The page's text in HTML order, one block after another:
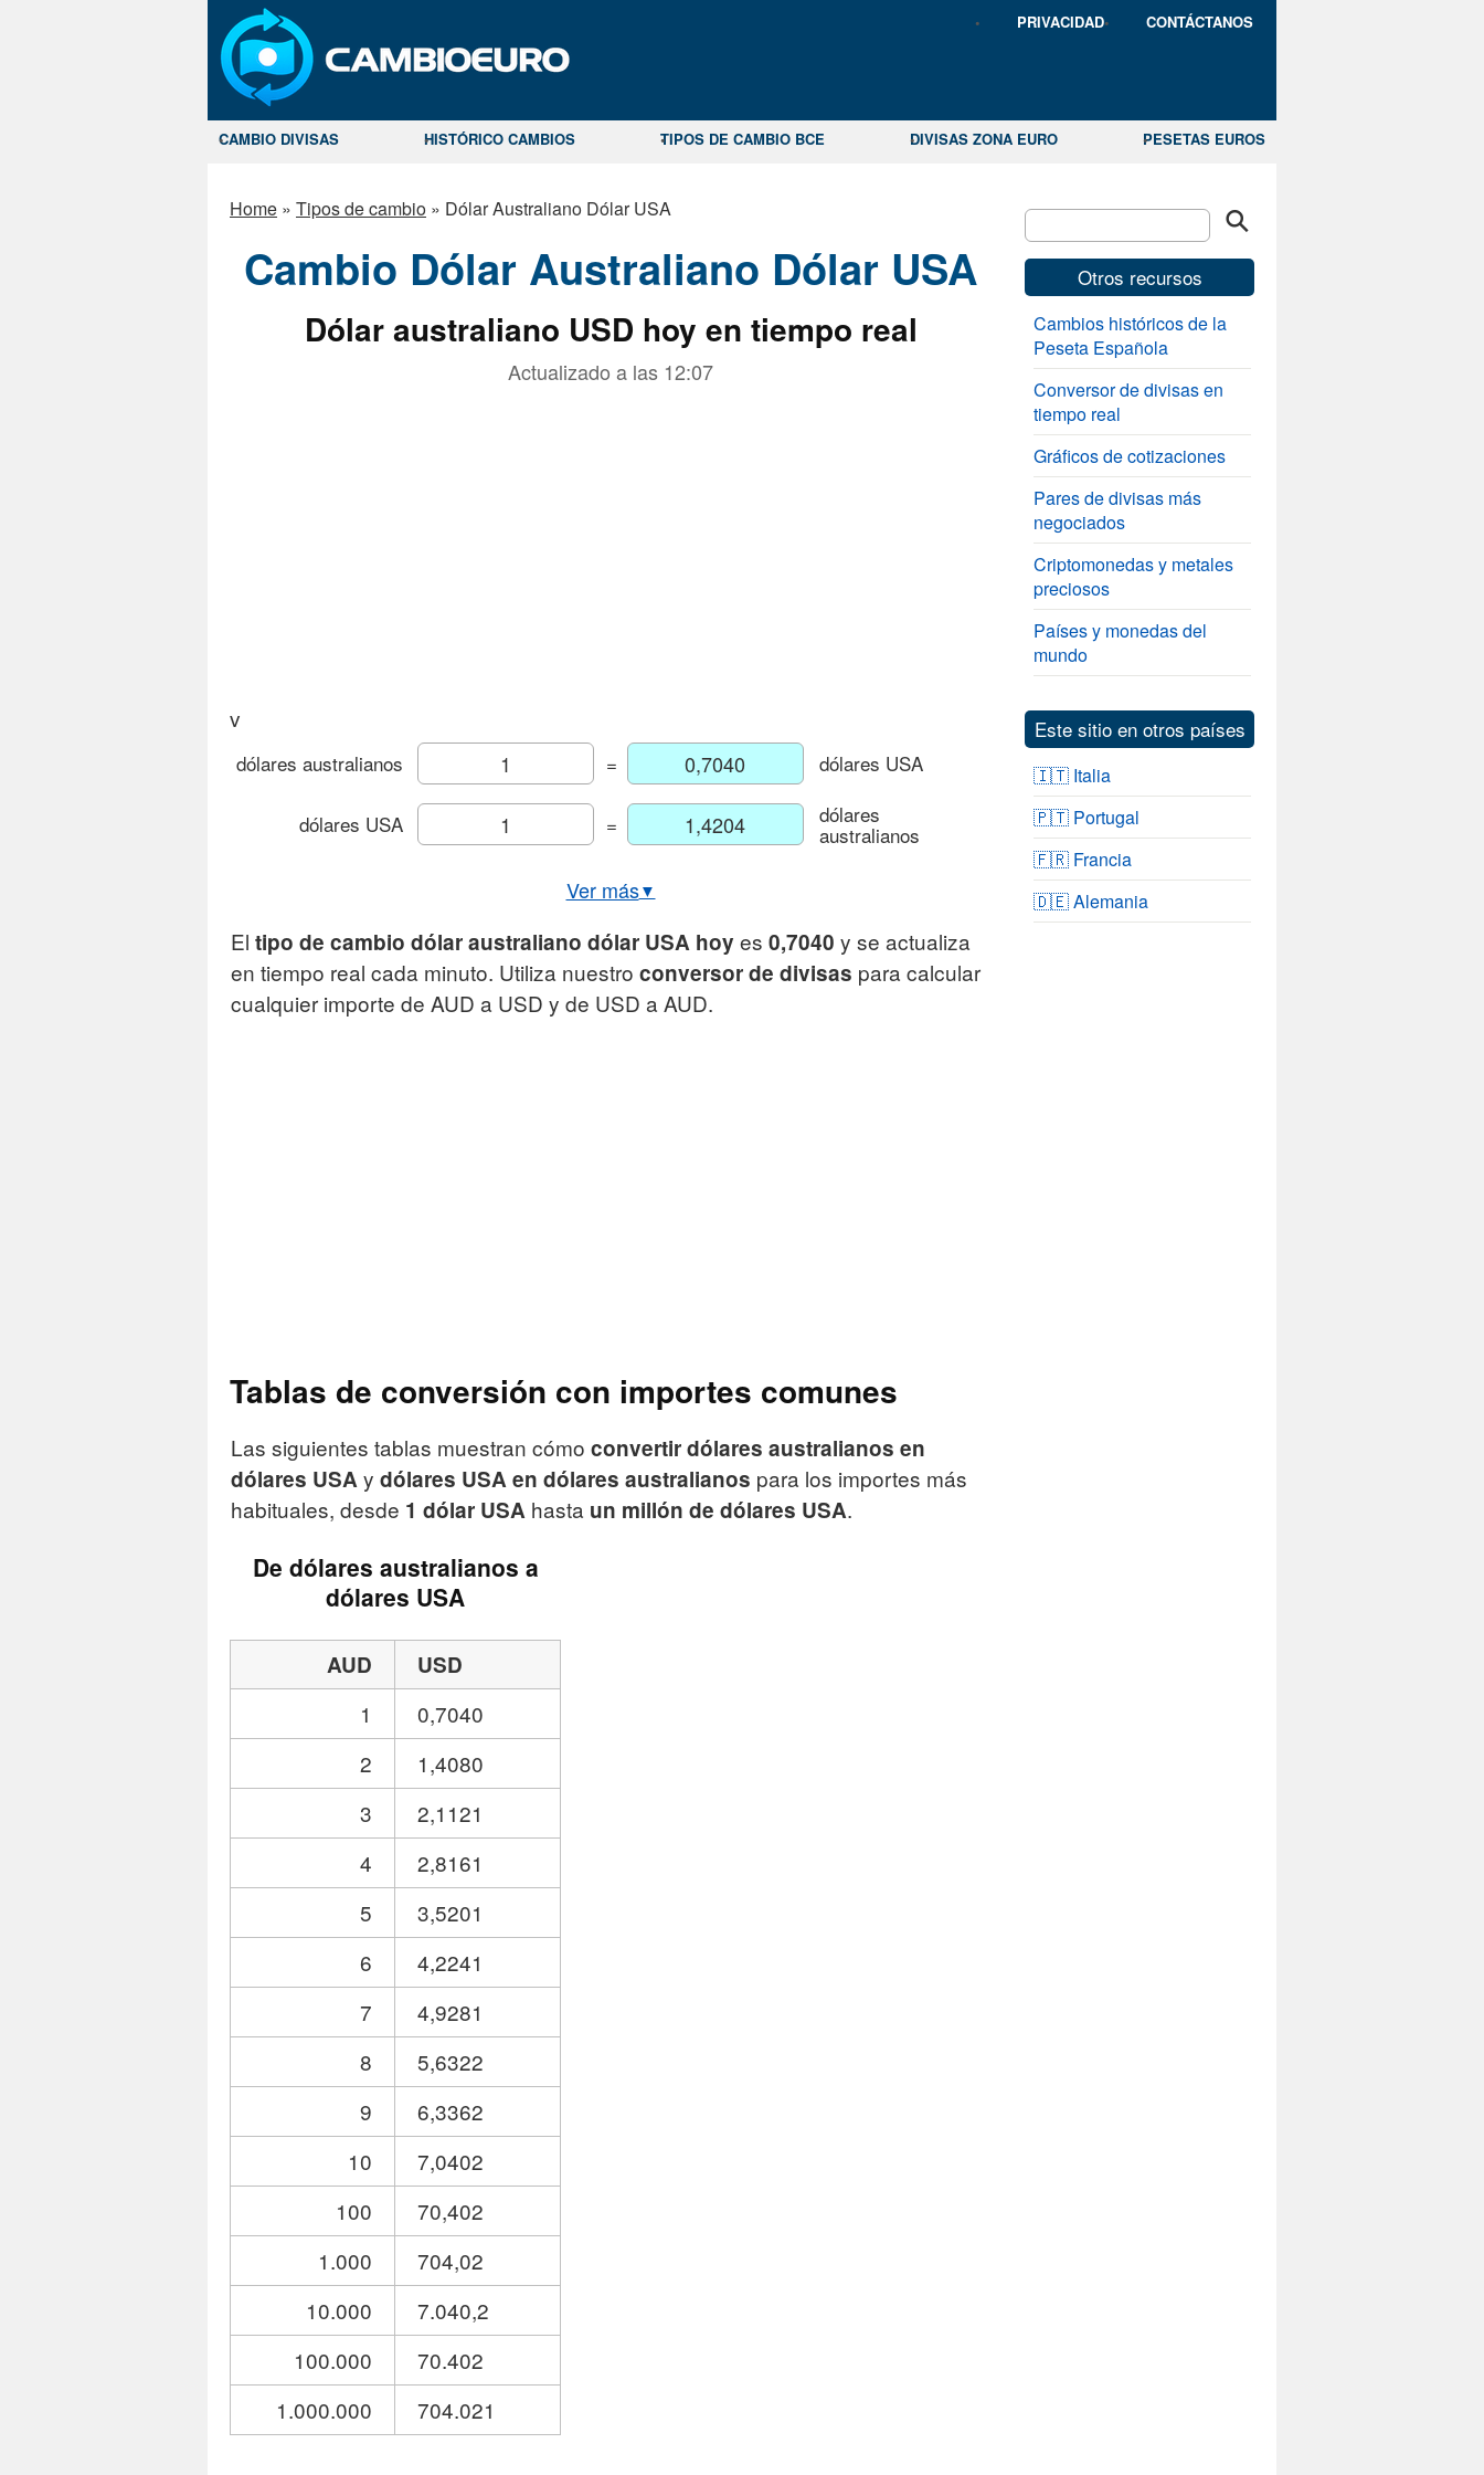
PRIVACIDAD CONTÁCTANOS
CAMBIO DIVISAS HISTÓRICO CAMBIOS TIPOS DE CAMBIO BCE DIVISAS ZONA EURO PESETAS EUROS
Home » Tipos de cambio » Dólar Australiano Dólar USA
Cambio Dólar Australiano Dólar USA
Dólar australiano USD hoy en tiempo real
Actualizado a las 12:07
v
dólares australianos = dólares USA
dólares USA = dólares
australianos
Ver más▼
Gráfico AUD/USD actual e histórico
Cambio euro dólar australiano hoy
El tipo de cambio dólar australiano dólar USA hoy es 0,7040 y se actualiza
en tiempo real cada minuto. Utiliza nuestro conversor de divisas para calcular
cualquier importe de AUD a USD y de USD a AUD.
Tablas de conversión con importes comunes
Las siguientes tablas muestran cómo convertir dólares australianos en
dólares USAy dólares USA en dólares australianos para los importes más
habituales, desde 1 dólar USA hasta un millón de dólares USA.
De dólares australianos a
dólares USA
AUD
USD
1
0,7040
2
1,4080
3
2,1121
4
2,8161
5
3,5201
6
4,2241
7
4,9281
8
5,6322
9
6,3362
10
7,0402
100
70,402
1.000
704,02
10.000
7.040,2
100.000
70.402
1.000.000
704.021
Otros recursos
Cambios históricos de la
Peseta Española
Conversor de divisas en
tiempo real
Gráficos de cotizaciones
Pares de divisas más
negociados
Criptomonedas y metales
preciosos
Países y monedas del
mundo
Este sitio en otros países
🇮🇹 Italia
🇵🇹 Portugal
🇫🇷 Francia
🇩🇪 Alemania